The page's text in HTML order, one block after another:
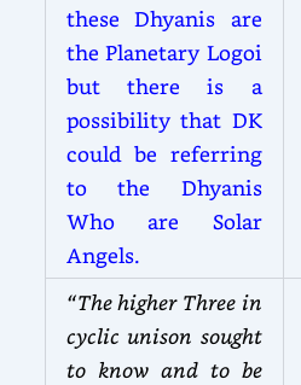
these Dhyanis are
the Planetary Logoi
but there is a
possibility that DK
could be referring
to the Dhyanis
Who are Solar
Angels.
“The higher Three in
cyclic unison sought
to know and to be